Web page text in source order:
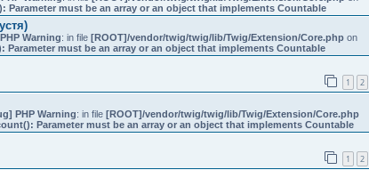
Parameter must be an array or an object that implements Countable
Warning: in file [ROOT]/vendor/twig/twig/lib/Twig/Extension/Core.phpon
Parameter must be an array or an object that implements Countable
1 2
PHP Warning: in file [ROOT]/vendor/twig/twig/lib/Twig/Extension/Core.php
Parameter must be an array or an object that implements Countable
1 2